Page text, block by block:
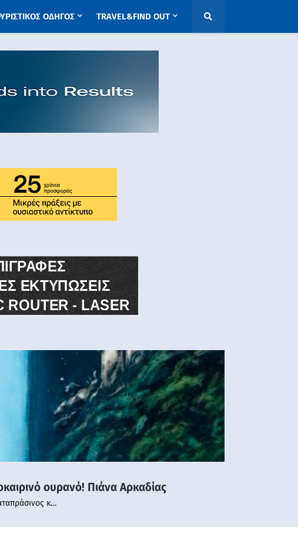
ΟΔΗΓΟΣ TRAVEL&FIND OUT
ουρανό! Πιάνα Αρκαδίας
κ…